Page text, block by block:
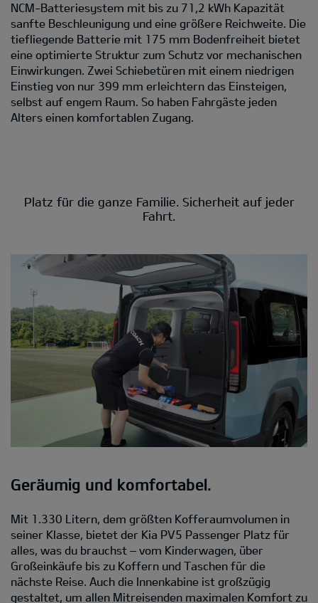
NCM-Batteriesystem mit bis zu 71,2 kWh Kapazität
sanfte Beschleunigung und eine größere Reichweite. Die
tiefliegende Batterie mit 175 mm Bodenfreiheit bietet
eine optimierte Struktur zum Schutz vor mechanischen
Einwirkungen. Zwei Schiebetüren mit einem niedrigen
Einstieg von nur 399 mm erleichtern das Einsteigen,
selbst auf engem Raum. So haben Fahrgäste jeden
Alters einen komfortablen Zugang.
Platz für die ganze Familie. Sicherheit auf jeder
Fahrt.
Geräumig und komfortabel.
Mit 1.330 Litern, dem größten Kofferaumvolumen in
seiner Klasse, bietet der Kia PV5 Passenger Platz für
alles, was du brauchst – vom Kinderwagen, über
Großeinkäufe bis zu Koffern und Taschen für die
nächste Reise. Auch die Innenkabine ist großzügig
gestaltet, um allen Mitreisenden maximalen Komfort zu